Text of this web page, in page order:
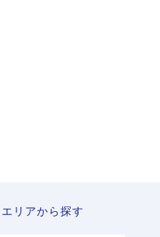
エリアから探す